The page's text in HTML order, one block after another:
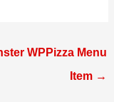
WPPizza Menu
Item →